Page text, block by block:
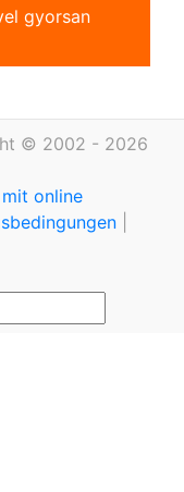
gyorsan
© 2002 - 2026
online